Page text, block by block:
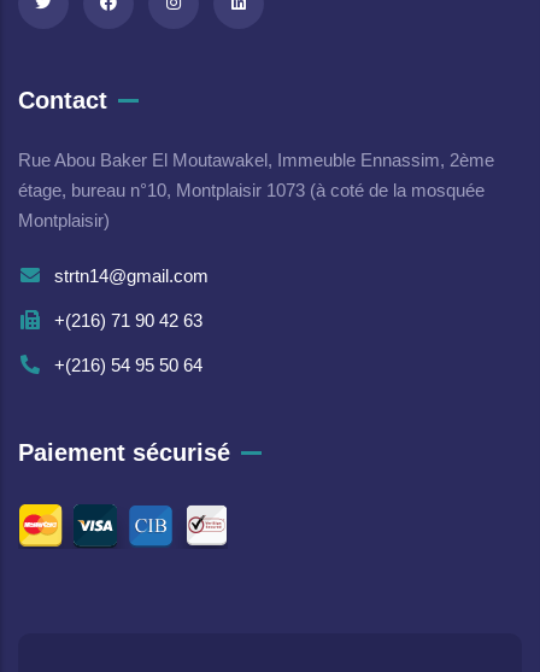
Contact
Rue Abou Baker El Moutawakel, Immeuble Ennassim, 2ème
étage, bureau n°10, Montplaisir 1073 (à coté de la mosquée
Montplaisir)
strtn14@gmail.com
+(216) 71 90 42 63
+(216) 54 95 50 64
Paiement sécurisé